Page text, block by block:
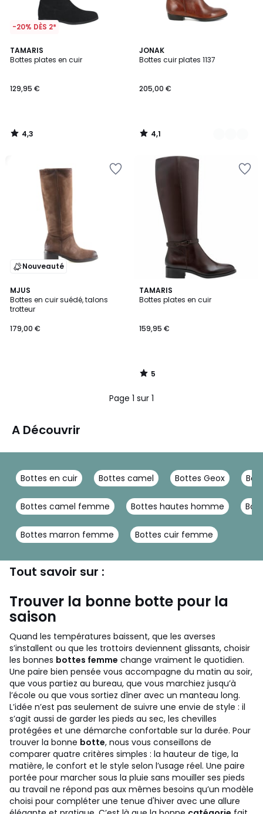
-20% DÈS 2*
TAMARIS
Bottes plates en cuir
129,95 €
4,3
/ 5
4,3
/
JONAK
Bottes cuir plates 1137
205,00 €
4,1
/ 5
2
Couleurs
4,1
/
Nouveauté
MJUS
Bottes en cuir suédé, talons
trotteur
179,00 €
TAMARIS
Bottes plates en cuir
159,95 €
5
/
5
/
Page 1 sur 1
A Découvrir
Bottes en cuir Bottes camel Bottes Geox
Bottes camel femme Bottes hautes homme
Bottes marron femme Bottes cuir femme
Tout savoir sur :
Trouver la bonne botte pour la
saison
Quand les températures baissent, que les averses
s’installent ou que les trottoirs deviennent glissants, choisir
les bonnes bottes femme change vraiment le quotidien.
Une paire bien pensée vous accompagne du matin au soir,
que vous partiez au bureau, que vous marchiez jusqu’à
l’école ou que vous sortiez dîner avec un manteau long.
L’idée n’est pas seulement de suivre une envie de style : il
s’agit aussi de garder les pieds au sec, les chevilles
protégées et une démarche confortable sur la durée. Pour
trouver la bonne botte, nous vous conseillons de
comparer quatre critères simples : la hauteur de tige, la
matière, le confort et le style selon l’usage réel. Une paire
portée pour marcher sous la pluie sans mouiller ses pieds
au travail ne répond pas aux mêmes besoins qu’un modèle
choisi pour compléter une tenue d'hiver avec une allure